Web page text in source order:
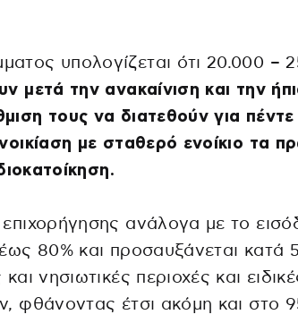
υπολογίζεται ότι 20.000 –
μετά την ανακαίνιση και την
τους να διατεθούν για πέντε
με σταθερό ενοίκιο τα
επιχορήγησης ανάλογα με το
80% και προσαυξάνεται κατά
νησιωτικές περιοχές και
φθάνοντας έτσι ακόμη και στο